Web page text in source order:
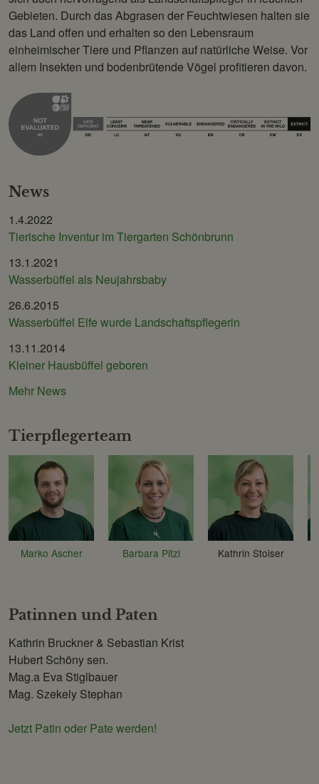
Gebieten. Durch das Abgrasen der Feuchtwiesen halten sie
das Land offen und erhalten so den Lebensraum
einheimischer Tiere und Pflanzen auf natürliche Weise. Vor
allem Insekten und bodenbrütende Vögel profitieren davon.
News
1.4.2022
Tierische Inventur im Tiergarten Schönbrunn
13.1.2021
Wasserbüffel als Neujahrsbaby
26.6.2015
Wasserbüffel Elfe wurde Landschaftspflegerin
13.11.2014
Kleiner Hausbüffel geboren
Mehr News
Tierpflegerteam
Marko Ascher Barbara Pitzl Kathrin Stoiser
Patinnen und Paten
Kathrin Bruckner & Sebastian Krist
Hubert Schöny sen.
Mag.a Eva Stiglbauer
Mag. Szekely Stephan
Jetzt Patin oder Pate werden!